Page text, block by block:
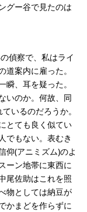
グー谷で見たのは
偵察で、私はライ
案内に雇った。
、耳を疑った。
いのか。何故、同
いるのだろうか。
とても良く似てい
でもない。表むき
仰(アニミズム)のよ
ーン地帯に東西に
尾佐助はこれを照
物としては納豆が
かまどを作らずに